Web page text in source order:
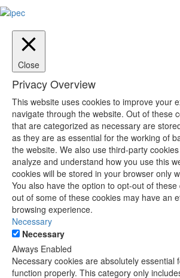
Close
Privacy Overview
This website uses cookies to improve your
navigate through the website. Out of these
that are categorized as necessary are
as they are as essential for the working of
the website. We also use third-party
analyze and understand how you use this
cookies will be stored in your browser only
You also have the option to opt-out of
out of some of these cookies may have an
browsing experience.
Necessary
Necessary
Always Enabled
Necessary cookies are absolutely essential
function properly. This category only